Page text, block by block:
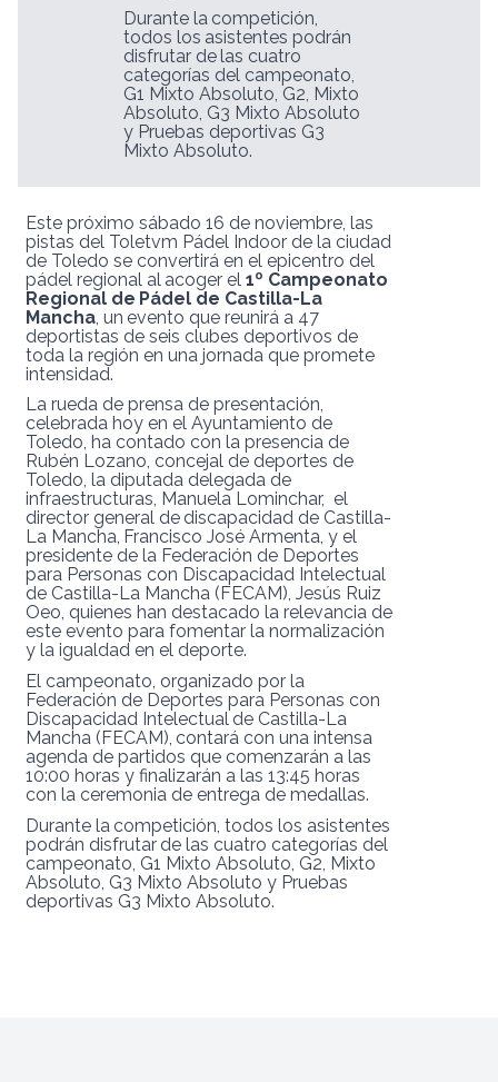
Durante la competición,
todos los asistentes podrán
disfrutar delas cuatro
categorías del campeonato,
G1 Mixto Absoluto, G2, Mixto
Absoluto, G3 Mixto Absoluto
y Pruebas deportivas G3
Mixto Absoluto.
Este próximo sábado 16 de noviembre, las
pistas del Toletvm Pádel Indoor de la ciudad
de Toledo se convertirá en el epicentro del
pádel regional al acoger el 1º Campeonato
Regional de Pádel de Castilla-La
Mancha, un evento que reunirá a 47
deportistas de seis clubes deportivos de
toda la región en una jornada que promete
intensidad.
La rueda de prensa de presentación,
celebrada hoy en el Ayuntamiento de
Toledo, ha contado con la presencia de
Rubén Lozano, concejal de deportes de
Toledo, la diputada delegada de
infraestructuras, Manuela Lominchar, el
director general dediscapacidad de Castilla-
La Mancha, Francisco José Armenta, y el
presidente de la Federación de Deportes
para Personas con Discapacidad Intelectual
de Castilla-La Mancha (FECAM), Jesús Ruiz
Oeo, quienes han destacado la relevancia de
este evento para fomentar la normalización
y la igualdad en el deporte.
El campeonato, organizado por la
Federación de Deportes para Personas con
Discapacidad Intelectualde Castilla-La
Mancha (FECAM), contará con una intensa
agenda de partidos que comenzarán a las
10:00 horas y finalizarán a las 13:45 horas
con la ceremonia de entrega de medallas.
Durante la competición, todos los asistentes
podrán disfrutarde las cuatro categorías del
campeonato, G1 Mixto Absoluto, G2, Mixto
Absoluto, G3 Mixto Absoluto y Pruebas
deportivas G3 Mixto Absoluto.